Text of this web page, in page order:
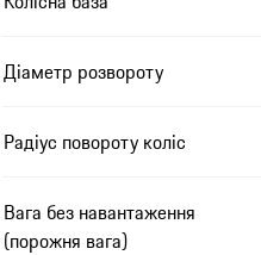
Діаметр розвороту
Радіус повороту коліс
Вага без навантаження
(порожня вага)